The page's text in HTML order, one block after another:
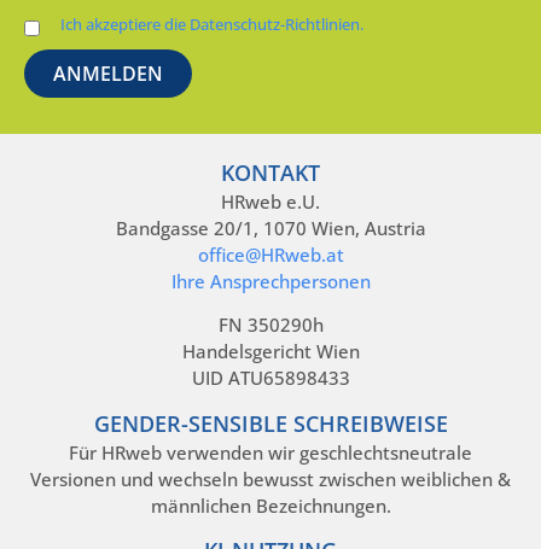
Ich akzeptiere die Datenschutz-Richtlinien.
KONTAKT
HRweb e.U.
Bandgasse 20/1, 1070 Wien, Austria
office@HRweb.at
Ihre Ansprechpersonen
FN 350290h
Handelsgericht Wien
UID ATU65898433
GENDER-SENSIBLE SCHREIBWEISE
Für HRweb verwenden wir geschlechtsneutrale
Versionen und wechseln bewusst zwischen weiblichen &
männlichen Bezeichnungen.